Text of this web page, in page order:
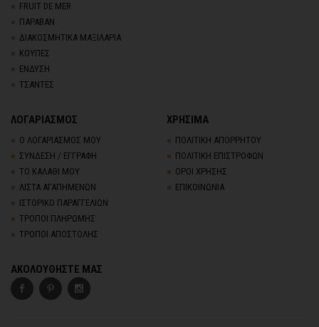
FRUIT DE MER
ΠΑΡΑΒΑΝ
ΔΙΑΚΟΣΜΗΤΙΚΑ ΜΑΞΙΛΑΡΙΑ
ΚΟΥΠΕΣ
ΕΝΔΥΣΗ
ΤΣΑΝΤΕΣ
ΛΟΓΑΡΙΑΣΜΟΣ
Ο ΛΟΓΑΡΙΑΣΜΟΣ ΜΟΥ
ΣΥΝΔΕΣΗ / ΕΓΓΡΑΦΗ
ΤΟ ΚΑΛΑΘΙ ΜΟΥ
ΛΙΣΤΑ ΑΓΑΠΗΜΕΝΩΝ
ΙΣΤΟΡΙΚΟ ΠΑΡΑΓΓΕΛΙΩΝ
ΤΡΟΠΟΙ ΠΛΗΡΩΜΗΣ
ΤΡΟΠΟΙ ΑΠΟΣΤΟΛΗΣ
ΧΡΗΣΙΜΑ
ΠΟΛΙΤΙΚΗ ΑΠΟΡΡΗΤΟΥ
ΠΟΛΙΤΙΚΗ ΕΠΙΣΤΡΟΦΩΝ
ΟΡΟΙ ΧΡΗΣΗΣ
ΕΠΙΚΟΙΝΩΝΙΑ
ΑΚΟΛΟΥΘΗΣΤΕ ΜΑΣ